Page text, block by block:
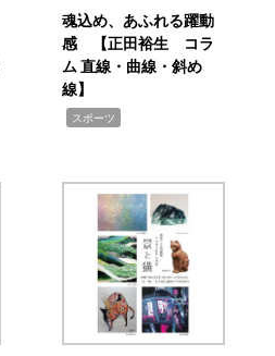
魂込め、あふれる躍動
感 【正田裕生 コラ
ム 直線・曲線・斜め
線】
スポーツ